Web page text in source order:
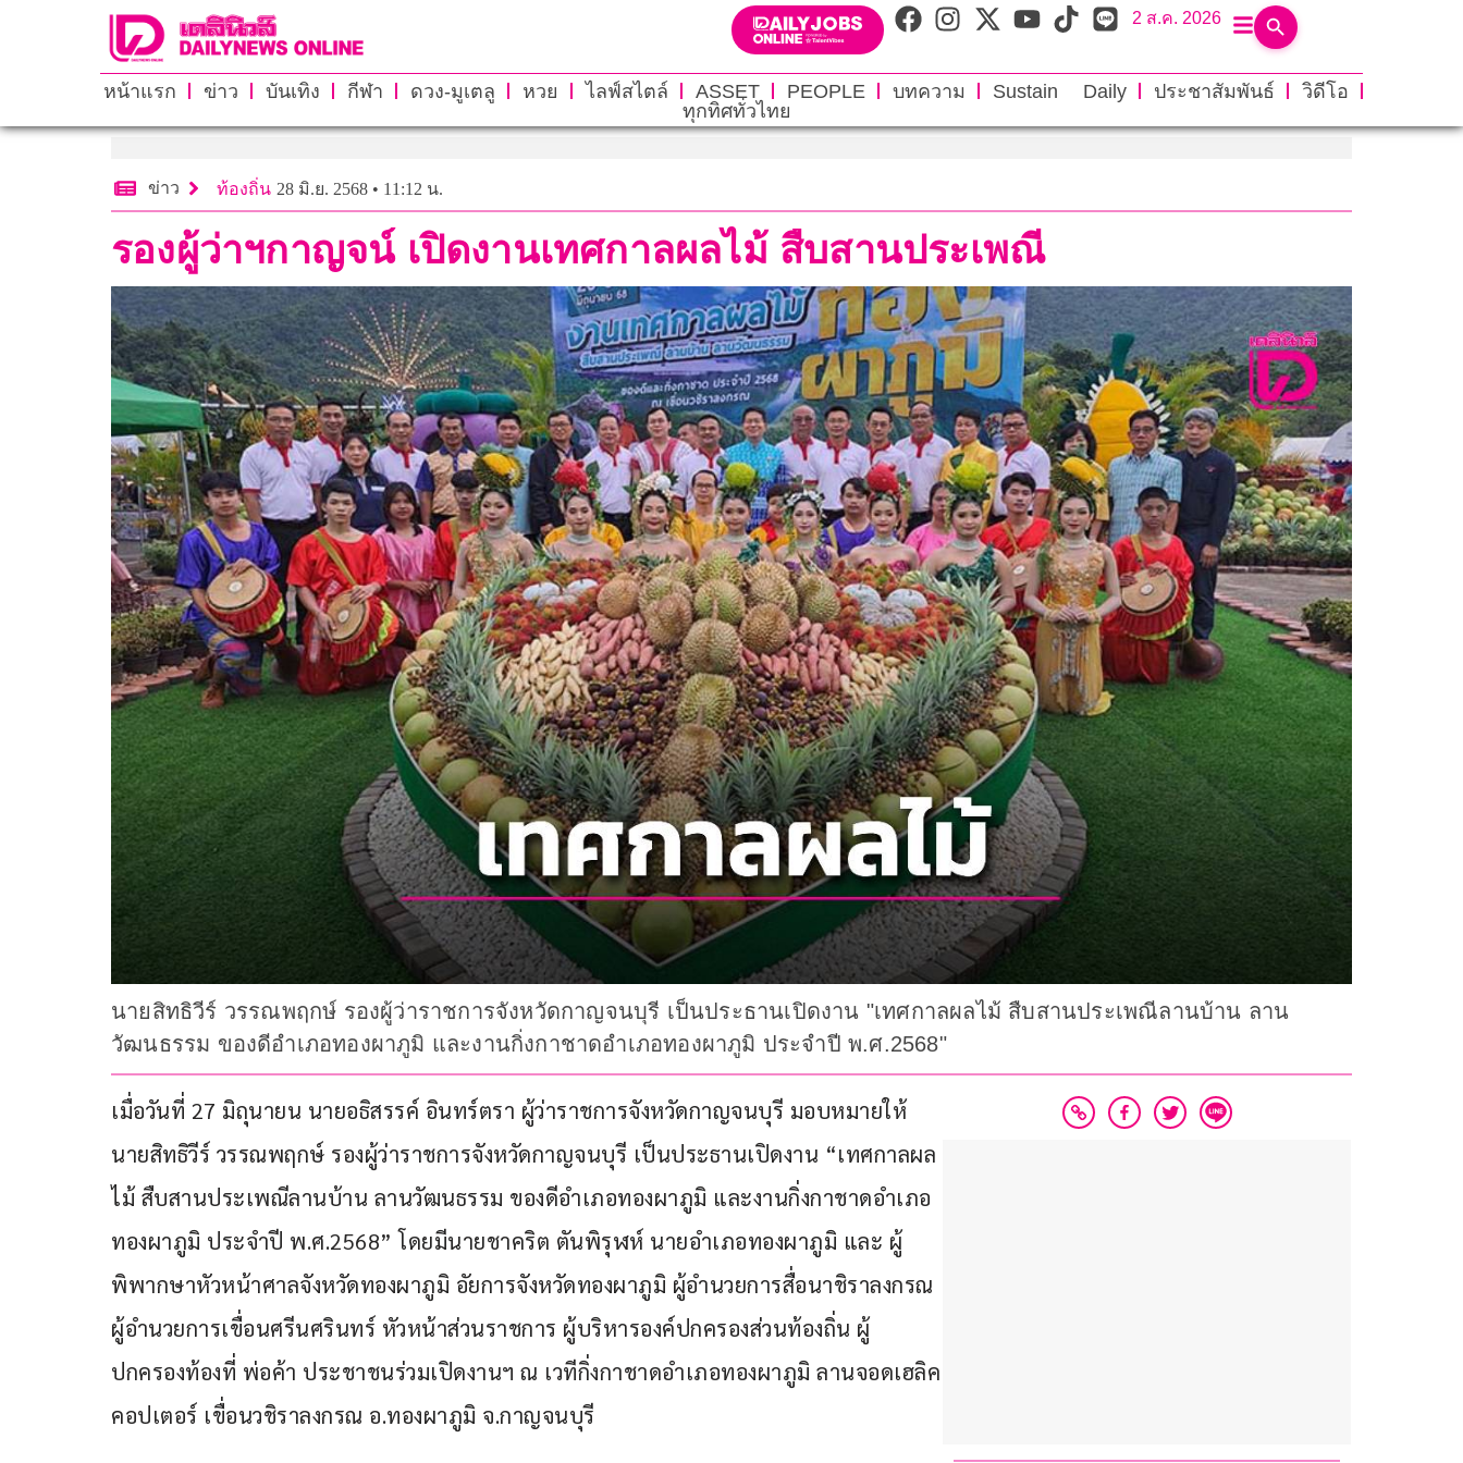
2 ส.ค. 2026
หน้าแรก ข่าว บันเทิง กีฬา ดวง-มูเตลู หวย ไลฟ์สไตล์ ASSET PEOPLE บทความ Sustain Daily ประชาสัมพันธ์
วิดีโอ
ทุกทิศทั่วไทย
ข่าว ท้องถิ่น 28 มิ.ย. 2568 • 11:12 น.
รองผู้ว่าฯกาญจน์ เปิดงานเทศกาลผลไม้ สืบสานประเพณี
นายสิทธิวีร์ วรรณพฤกษ์ รองผู้ว่าราชการจังหวัดกาญจนบุรี เป็นประธานเปิดงาน "เทศกาลผลไม้ สืบสานประเพณีลานบ้าน ลาน
วัฒนธรรม ของดีอำเภอทองผาภูมิ และงานกิ่งกาชาดอำเภอทองผาภูมิ ประจำปี พ.ศ.2568"
เมื่อวันที่ 27 มิถุนายน นายอธิสรรค์ อินทร์ตรา ผู้ว่าราชการจังหวัดกาญจนบุรี มอบหมายให้
นายสิทธิวีร์ วรรณพฤกษ์ รองผู้ว่าราชการจังหวัดกาญจนบุรี เป็นประธานเปิดงาน “เทศกาลผล
ไม้ สืบสานประเพณีลานบ้าน ลานวัฒนธรรม ของดีอำเภอทองผาภูมิ และงานกิ่งกาชาดอำเภอ
ทองผาภูมิ ประจำปี พ.ศ.2568” โดยมีนายชาคริต ตันพิรุฬห์ นายอำเภอทองผาภูมิ และ ผู้
พิพากษาหัวหน้าศาลจังหวัดทองผาภูมิ อัยการจังหวัดทองผาภูมิ ผู้อำนวยการสื่อนาชิราลงกรณ
ผู้อำนวยการเขื่อนศรีนศรินทร์ หัวหน้าส่วนราชการ ผู้บริหารองค์ปกครองส่วนท้องถิ่น ผู้
ปกครองท้องที่ พ่อค้า ประชาชนร่วมเปิดงานฯ ณ เวทีกิ่งกาชาดอำเภอทองผาภูมิ ลานจอดเฮลิค
คอปเตอร์ เขื่อนวชิราลงกรณ อ.ทองผาภูมิ จ.กาญจนบุรี